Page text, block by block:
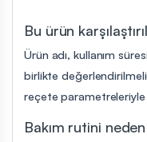
Bu ürün
Ürün adı, kullanım
birlikte
reçete
Bakım rutini